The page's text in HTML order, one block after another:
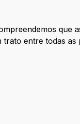
que
entre todas as